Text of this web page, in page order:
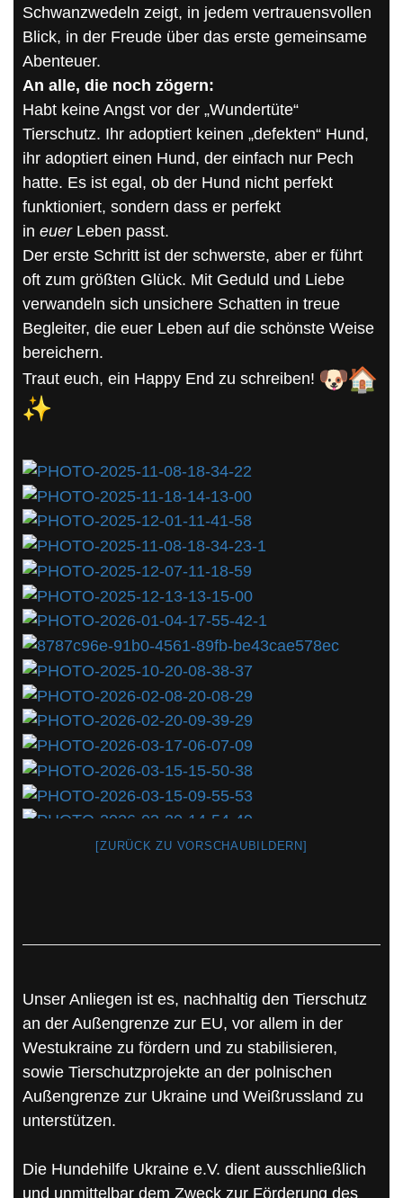
Schwanzwedeln zeigt, in jedem vertrauensvollen
Blick, in der Freude über das erste gemeinsame
Abenteuer.
An alle, die noch zögern:
Habt keine Angst vor der „Wundertüte“
Tierschutz. Ihr adoptiert keinen „defekten“ Hund,
ihr adoptiert einen Hund, der einfach nur Pech
hatte. Es ist egal, ob der Hund nicht perfekt
funktioniert, sondern dass er perfekt
in euerLeben passt.
Der erste Schritt ist der schwerste, aber er führt
oft zum größten Glück. Mit Geduld und Liebe
verwandeln sich unsichere Schatten in treue
Begleiter, die euer Leben auf die schönste Weise
bereichern.
Traut euch, ein Happy End zu schreiben!
[ZURÜCK ZU VORSCHAUBILDERN]
Unser Anliegen ist es, nachhaltig den Tierschutz
an der Außengrenze zur EU, vor allem in der
Westukraine zu fördern und zu stabilisieren,
sowie Tierschutzprojekte an der polnischen
Außengrenze zur Ukraine und Weißrussland zu
unterstützen.
Die Hundehilfe Ukraine e.V. dient ausschließlich
und unmittelbar dem Zweck zur Förderung des